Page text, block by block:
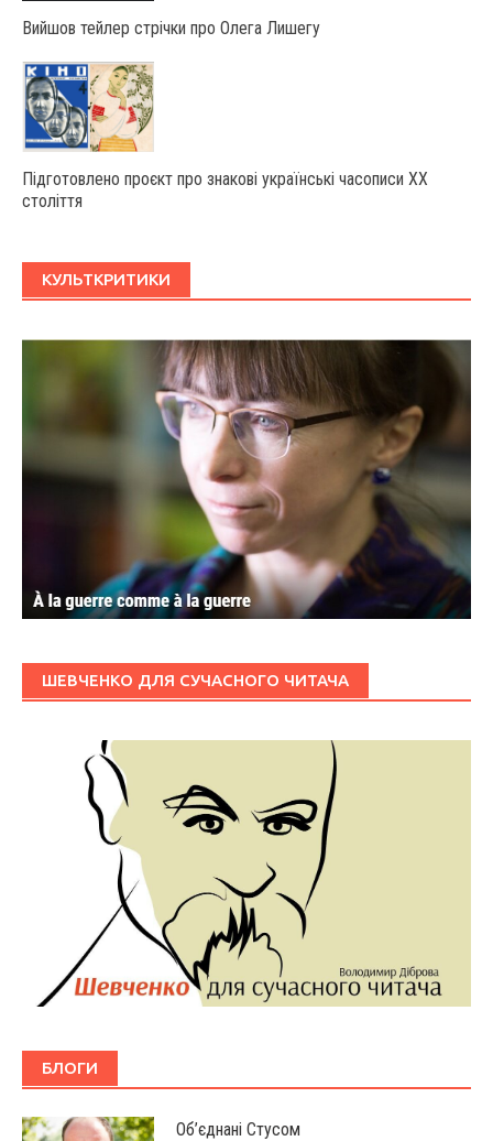
Вийшов тейлер стрічки про Олега Лишегу
Підготовлено проєкт про знакові українські часописи ХХ
століття
КУЛЬТКРИТИКИ
ШЕВЧЕНКО ДЛЯ СУЧАСНОГО ЧИТАЧА
БЛОГИ
Об’єднані Стусом